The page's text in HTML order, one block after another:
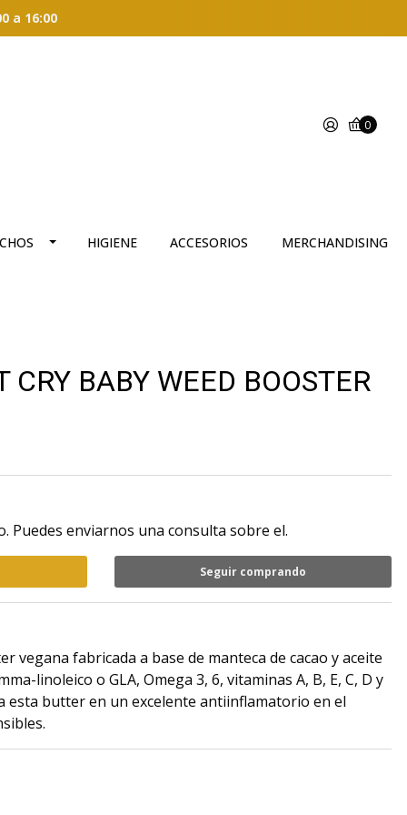
a 16:00
0
HIGIENE ACCESORIOS MERCHANDISING
CRY BABY WEED BOOSTER
Puedes enviarnos una consulta sobre el.
Seguir comprando
vegana fabricada a base de manteca de cacao y aceite
linoleico o GLA, Omega 3, 6, vitaminas A, B, E, C, D y
esta butter en un excelente antiinflamatorio en el